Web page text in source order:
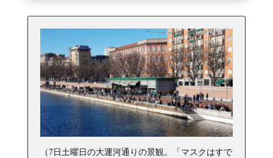
（7日土曜日の大運河通りの景観。「マスクはすで